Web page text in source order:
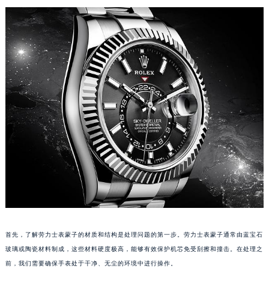
首先，了解劳力士表蒙子的材质和结构是处理问题的第一步。劳力士表蒙子通常由蓝宝石
玻璃或陶瓷材料制成，这些材料硬度极高，能够有效保护机芯免受刮擦和撞击。在处理之
前，我们需要确保手表处于干净、无尘的环境中进行操作。